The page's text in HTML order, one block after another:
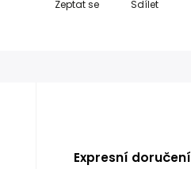
Zeptat se Sdílet
Expresní doručení